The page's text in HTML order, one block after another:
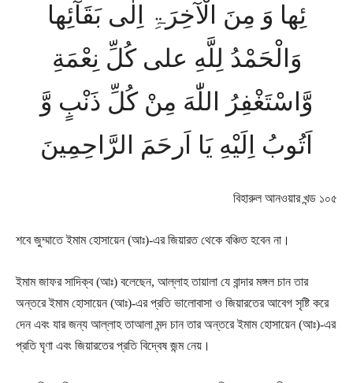
ئِھا وَ مِنَ الْآخِرَۃِ اِلٰی بَقَآئِھا
وَالْحَمْدُ لِلَّهِ علی کُلِّ نِعْمَةِ
وَّاسْتَغْفِرُ اللّٰهَ مِنْ کُلِّ ذَنْبٍ وَّ
اَتُوبُ اِلَیْهِ یَا اَرحَمَ الرَّاحِمِینَ
বিহারুল আনওয়ার খন্ড ১০৫
শবে জুম্মাতে ইমাম হোসায়েন (আঃ)-এর জিয়ারত থেকে বঞ্চিত হবেন না।
ইমাম জাফর সাদিক্ব (আঃ) বলেছেন, আল্লাহ তায়ালা যে বান্দার মঙ্গল চান তার
অন্তরে ইমাম হোসায়েন (আঃ)-এর প্রতি ভালোবাসা ও জিয়ারতের আবেগ সৃষ্টি করে
দেন এবং যার জন্য আল্লাহ তাআলা মন্দ চান তার অন্তরে ইমাম হোসায়েন (আঃ)-এর
প্রতি ঘৃণা এবং জিয়ারতের প্রতি বিদ্বেষ জন্ম নেয়।